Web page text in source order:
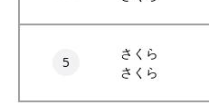
5
さくら
さくら